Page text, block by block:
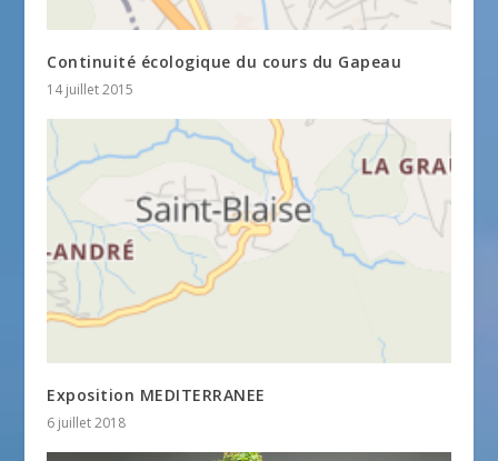
Continuité écologique du cours du Gapeau
14 juillet 2015
Exposition MEDITERRANEE
6 juillet 2018